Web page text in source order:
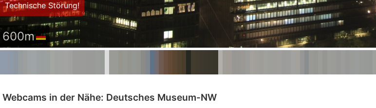
Technische Störung!
600m
Webcams in der Nähe: Deutsches Museum-NW